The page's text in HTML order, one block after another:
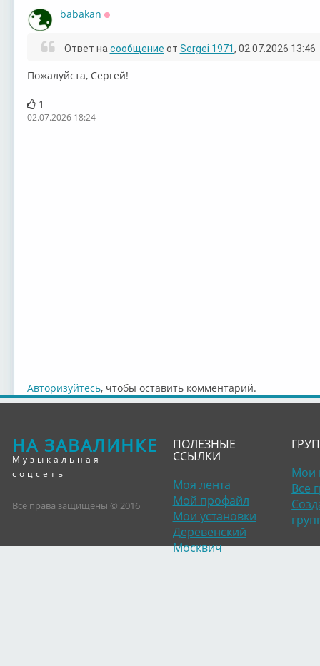
babakan
Ответ на сообщение от Sergei 1971, 02.07.2026 13:46
⁣Пожалуйста, Сергей!
1
02.07.2026 18:24
Авторизуйтесь, чтобы оставить комментарий.
НА ЗАВАЛИНКЕ
Музыкальная
соцсеть
Все права защищены © 2016
ПОЛЕЗНЫЕ
ССЫЛКИ
Моя лента
Мой профайл
Мои установки
Деревенский
Москвич
Мои
Все